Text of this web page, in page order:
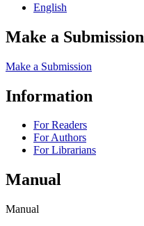
English
Make a Submission
Make a Submission
Information
For Readers
For Authors
For Librarians
Manual
Manual